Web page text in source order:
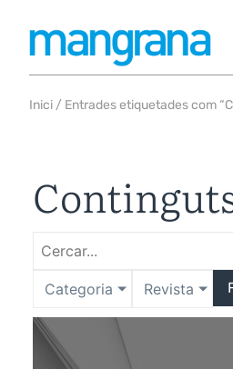
Inici / Entrades etiquetades com
Categoria Revista